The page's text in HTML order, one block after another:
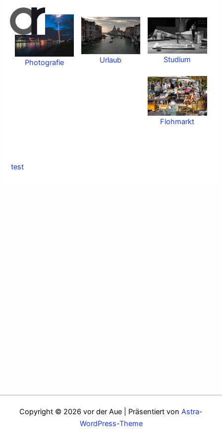
Inhalt
springen
Photografie Urlaub Studium
Flohmarkt
test
Copyright © 2026 vor der Aue | Präsentiert von Astra-
WordPress-Theme